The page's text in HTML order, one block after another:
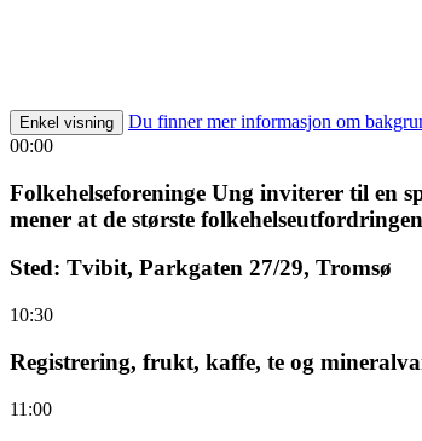
Enkel visning
Du finner mer informasjon om
00:00
Folkehelseforeninge Ung inviterer til en
mener at de største
Sted: Tvibit, Parkgaten 27/29, Tromsø
10:30
Registrering, frukt, kaffe, te og
11:00